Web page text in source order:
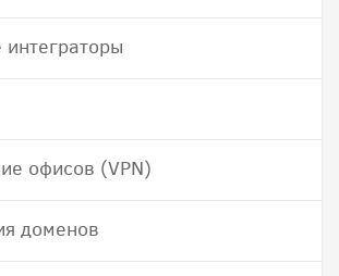
офисов (VPN)
доменов